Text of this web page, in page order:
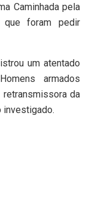
Caminhada pela
que foram pedir
um atentado
armados
retransmissora da
investigado.